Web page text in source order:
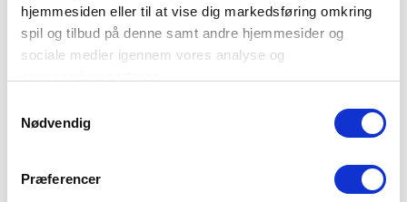
hjemmesiden eller til at vise dig markedsføring omkring
spil og tilbud på denne samt andre hjemmesider og
sociale medier igennem vores analyse og
Du kan læse mere om vores brug af cookies under
"Detaljer" eller ved at klikke videre til vores Cookiepolitik,
Nødvendig
Præferencer